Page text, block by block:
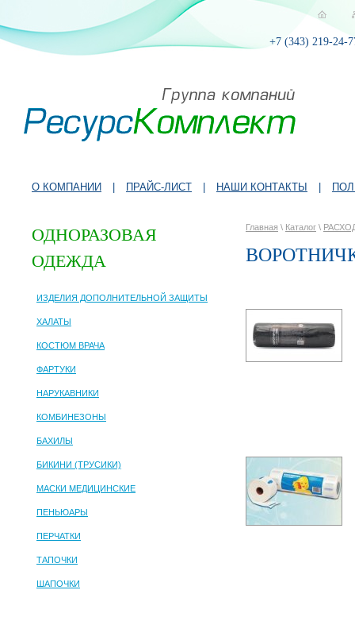
+7 (343) 219-24-
О КОМПАНИИ ПРАЙС-ЛИСТ НАШИ КОНТАКТЫ
ОДНОРАЗОВАЯ
ОДЕЖДА
ИЗДЕЛИЯ ДОПОЛНИТЕЛЬНОЙ ЗАЩИТЫ
ХАЛАТЫ
КОСТЮМ ВРАЧА
ФАРТУКИ
НАРУКАВНИКИ
КОМБИНЕЗОНЫ
БАХИЛЫ
БИКИНИ (ТРУСИКИ)
МАСКИ МЕДИЦИНСКИЕ
ПЕНЬЮАРЫ
ПЕРЧАТКИ
ТАПОЧКИ
ШАПОЧКИ
Главная \ Каталог \